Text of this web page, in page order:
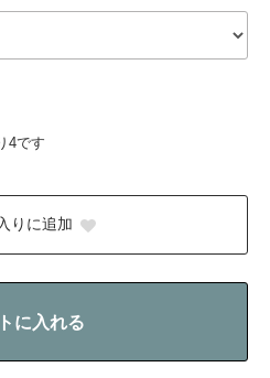
4です
りに追加
に入れる